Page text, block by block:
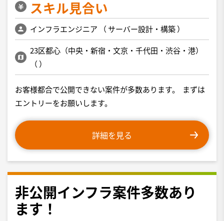
スキル見合い
インフラエンジニア （ サーバー設計・構築）
23区都心（中央・新宿・文京・千代田・渋谷・港）
（ ）
お客様都合で公開できない案件が多数あります。 まずは
エントリーをお願いします。
詳細を見る
非公開インフラ案件多数あり
ます！